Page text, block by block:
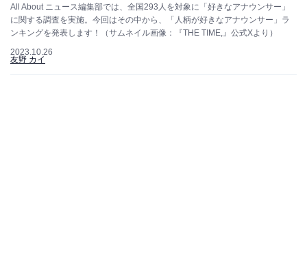
All About ニュース編集部では、全国293人を対象に「好きなアナウンサー」
に関する調査を実施。今回はその中から、「人柄が好きなアナウンサー」ラ
ンキングを発表します！（サムネイル画像：『THE TIME,』公式Xより）
2023.10.26
友野 カイ